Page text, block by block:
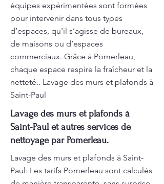
équipes expérimentées sont formées
pour intervenir dans tous types
d’espaces, qu'il s’agisse de bureaux,
de maisons ou d’espaces
commerciaux. Grâce à Pomerleau,
chaque espace respire la fraîcheur et la
netteté.. Lavage des murs et plafonds à
Saint-Paul
Lavage des murs et plafonds à
Saint-Paul et autres services de
nettoyage par Pomerleau.
Lavage des murs et plafonds à Saint-
Paul: Les tarifs Pomerleau sont calculés